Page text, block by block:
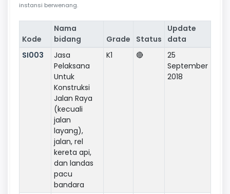
instansi berwenang.
Kode
Nama
bidang
Grade Status
Update
data
SI003
Jasa
Pelaksana
Untuk
Konstruksi
Jalan Raya
(kecuali
jalan
layang),
jalan, rel
kereta api,
dan landas
pacu
bandara
K1 🔴
25
September
2018